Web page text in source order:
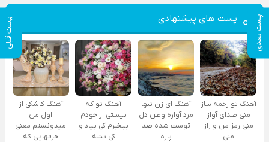
پست بعدی پست قبلی پست های پیشنهادی
آهنگ تو زخمه ساز
منی صدای آواز
منی رمز من و راز
منی
آهنگ ای زن تنها
مرد آواره وطن دل
توست شده صد
پاره
آهنگ تو که
نیستی از خودم
بیخبرم کی بیاد و
کی بشه
آهنگ کاشکی از
اول من
میدونستم معنی
حرفهایی که